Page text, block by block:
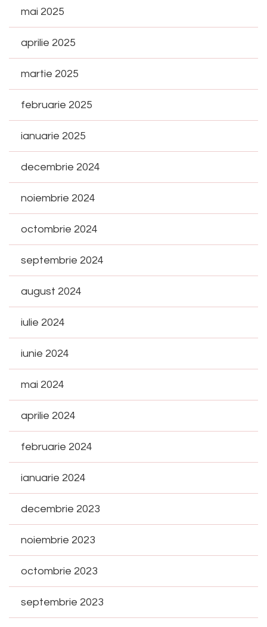
mai 2025
aprilie 2025
martie 2025
februarie 2025
ianuarie 2025
decembrie 2024
noiembrie 2024
octombrie 2024
septembrie 2024
august 2024
iulie 2024
iunie 2024
mai 2024
aprilie 2024
februarie 2024
ianuarie 2024
decembrie 2023
noiembrie 2023
octombrie 2023
septembrie 2023